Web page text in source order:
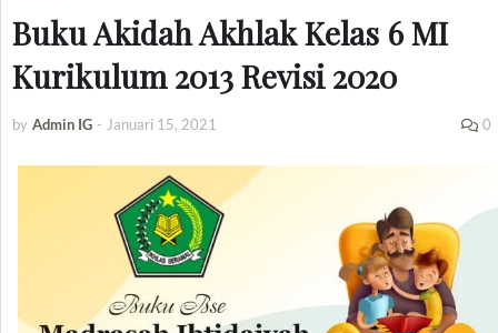
Buku Akidah Akhlak Kelas 6 MI
Kurikulum 2013 Revisi 2020
by Admin IG - Januari 15, 2021 0